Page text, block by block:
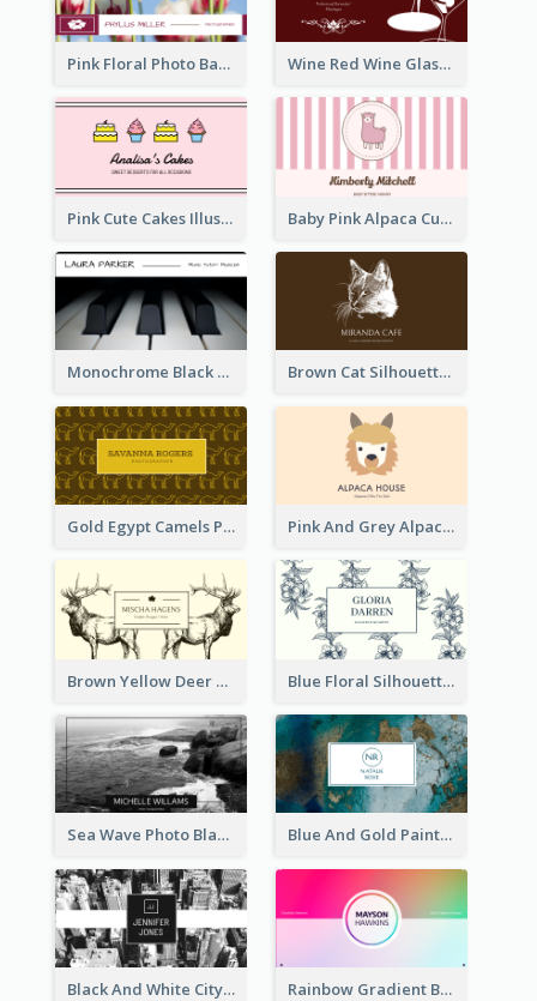
Pink Floral Photo Background Photographer Business Card Wine Red Wine Glass Bartender Business Card
Pink Cute Cakes Illustration Cake Shop Business Card Baby Pink Alpaca Cute Illustration Business Card
Monochrome Black Piano Music Business Card Brown Cat Silhouette Cafe Business Card
Gold Egypt Camels Patterns Illustration Business Card Pink And Grey Alpaca Illustration Business Card
Brown Yellow Deer Silhouette Business Card Blue Floral Silhouette Elegant Business Card
Sea Wave Photo Black And White Business Card Blue And Gold Painting Texture Business Card
Black And White City Photo Business Card Rainbow Gradient Background Business Card